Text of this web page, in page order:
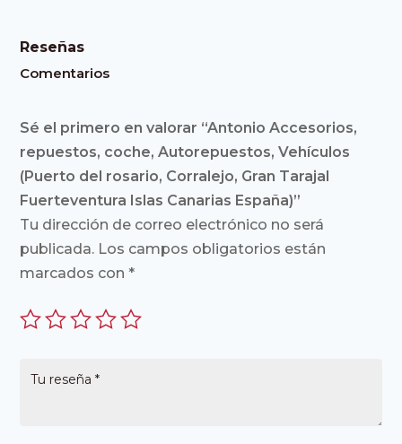
Reseñas
Comentarios
Sé el primero en valorar “Antonio Accesorios,
repuestos, coche, Autorepuestos, Vehículos
(Puerto del rosario, Corralejo, Gran Tarajal
Fuerteventura Islas Canarias España)”
Tu dirección de correo electrónico no será
publicada. Los campos obligatorios están
marcados con*